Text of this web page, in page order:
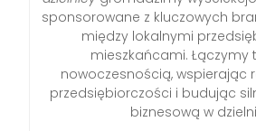
sponsorowane z kluczowych
między lokalnymi
mieszkańcami. Łączymy
nowoczesnością, wspierając
przedsiębiorczości i budując
biznesową w